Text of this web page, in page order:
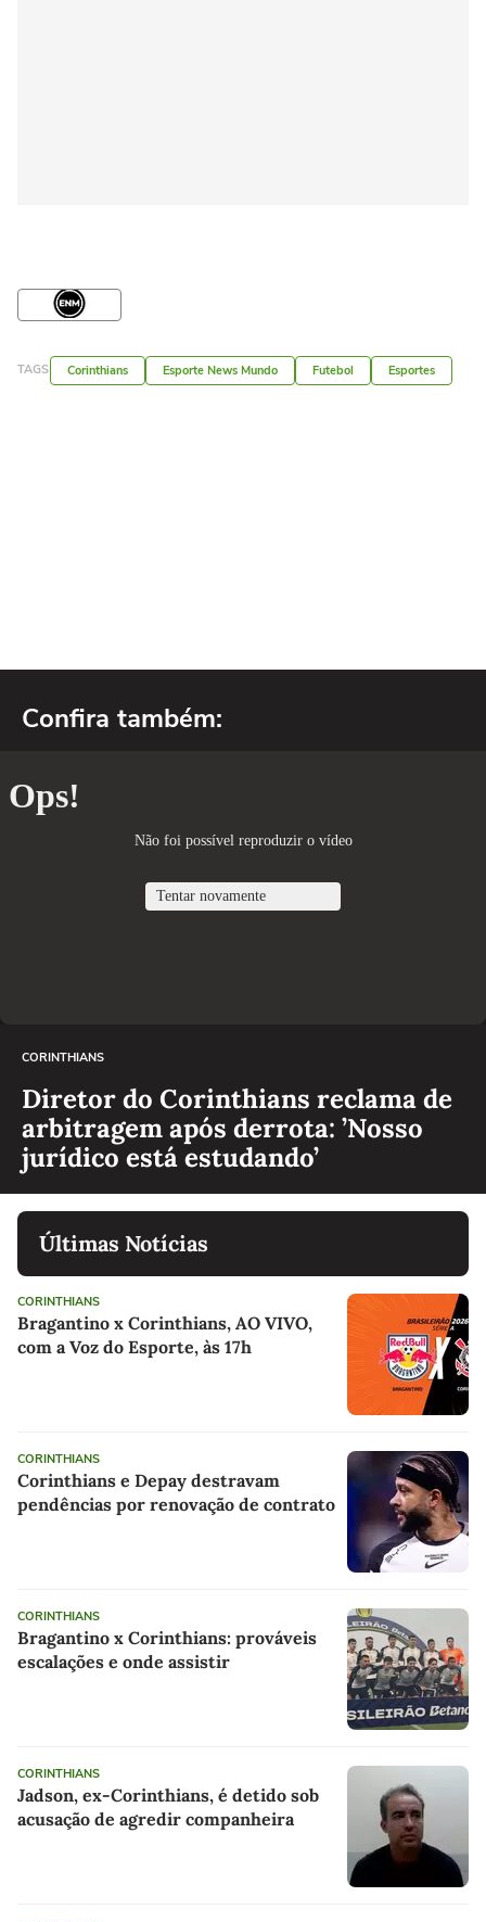
TAGS Corinthians Esporte News Mundo Futebol Esportes
Confira também:
CORINTHIANS
Diretor do Corinthians reclama de
arbitragem após derrota: ’Nosso
jurídico está estudando’
Últimas Notícias
CORINTHIANS
Bragantino x Corinthians, AO VIVO,
com a Voz do Esporte, às 17h
CORINTHIANS
Corinthians e Depay destravam
pendências por renovação de contrato
CORINTHIANS
Bragantino x Corinthians: prováveis
escalações e onde assistir
CORINTHIANS
Jadson, ex-Corinthians, é detido sob
acusação de agredir companheira